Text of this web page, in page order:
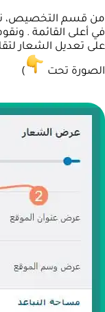
من قسم التخصيص،
في أعلى القائمة .
على تعديل الشعار
الصورة تحت )